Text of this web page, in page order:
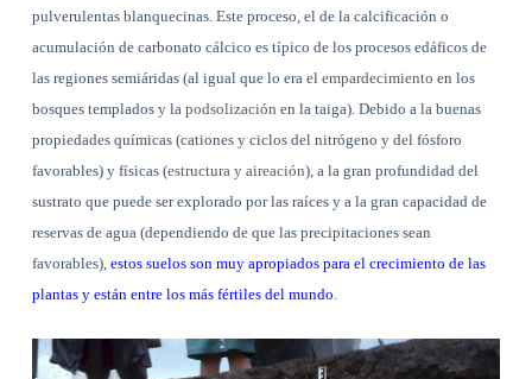
pulverulentas blanquecinas. Este proceso, el de la calcificación o
acumulación de carbonato cálcico es típico de los procesos edáficos de
las regiones semiáridas (al igual que lo era el empardecimiento en los
bosques templados y la podsolización en la taiga). Debido a la buenas
propiedades químicas (cationes y ciclos del nitrógeno y del fósforo
favorables) y físicas (estructura y aireación), a la gran profundidad del
sustrato que puede ser explorado por las raíces y a la gran capacidad de
reservas de agua (dependiendo de que las precipitaciones sean
favorables), estos suelos son muy apropiados para el crecimiento de las
plantas y están entre los más fértiles del mundo